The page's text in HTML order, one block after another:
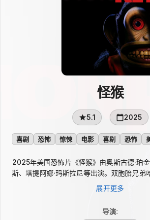
怪猴
5.1 2025
喜剧 恐怖 惊悚 电影 喜剧 恐怖
2025年美国恐怖片《怪猴》由奥斯古德·珀
斯、塔提阿娜·玛斯拉尼等出演。双胞胎兄弟
出父亲留下的旧猴子玩具后，身边接连出现骇
丢弃它并各自生活，却在岁月中渐行渐远。多
展开更多
导演: